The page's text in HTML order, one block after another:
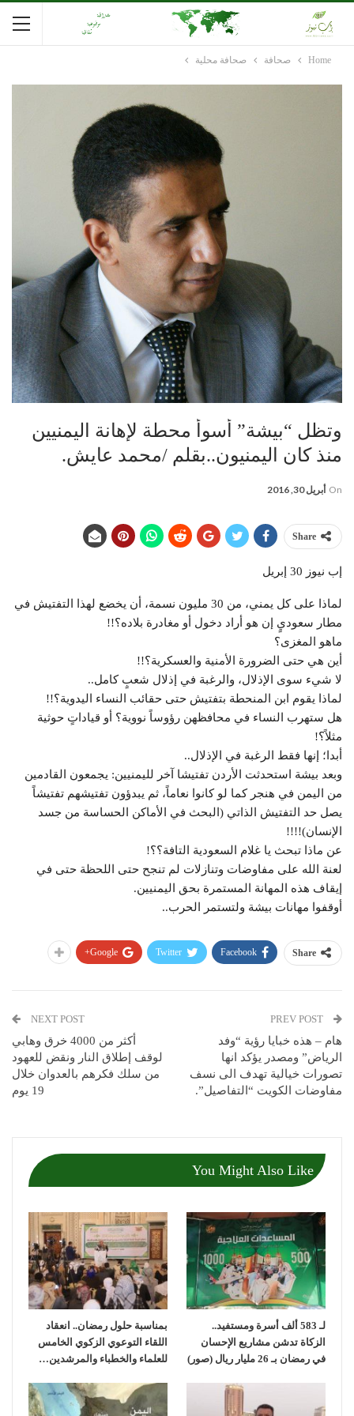
Home صحافة صحافة محلية
وتظل “بيشة” أسوأ محطة لإهانة اليمنيين
منذ كان اليمنيون..بقلم /محمد عايش.
On أبريل 30, 2016
Share
إب نيوز 30 إبريل
لماذا على كل يمني، من 30 مليون نسمة، أن يخضع لهذا التفتيش في
مطار سعوديٍ إن هو أراد دخول أو مغادرة بلاده؟!!
ماهو المغزى؟
أين هي حتى الضرورة الأمنية والعسكرية؟!!
لا شيء سوى الإذلال، والرغبة في إذلال شعبٍ كامل..
لماذا يقوم ابن المنحطة بتفتيش حتى حقائب النساء اليدوية؟!!
هل ستهرب النساء في محافظهن رؤوساً نووية؟ أو قياداتٍ حوثية
مثلاً؟!
أبدا؛ إنها فقط الرغبة في الإذلال..
وبعد بيشة استحدثت الأردن تفتيشا آخر لليمنيين: يجمعون القادمين
من اليمن في هنجر كما لو كانوا نعاماً، ثم يبدؤون تفتيشهم تفتيشاً
يصل حد التفتيش الذاتي (البحث في الأماكن الحساسة من جسد
الإنسان)!!!!
عن ماذا تبحث يا غلام السعودية التافة؟؟!
لعنة الله على مفاوضات وتنازلات لم تنجح حتى اللحظة حتى في
إيقاف هذه المهانة المستمرة بحق اليمنيين.
أوقفوا مهانات بيشة ولتستمر الحرب..
Share
Facebook
Twitter
Google+
هام – هذه خبايا رؤية “وفد
الرياض” ومصدر يؤكد انها
تصورات خيالية تهدف الى نسف
مفاوضات الكويت “التفاصيل”.
NEXT POST
أكثر من 4000 خرق وهابي
لوقف إطلاق النار ونقض للعهود
من سلك فكرهم بالعدوان خلال
19 يوم
You Might Also Like
لـ 583 ألف أسرة ومستفيد..
الزكاة تدشن مشاريع الإحسان
في رمضان بـ 26 مليار ريال (صور)
بمناسبة حلول رمضان.. انعقاد
اللقاء التوعوي الزكوي الخامس
للعلماء والخطباء والمرشدين…